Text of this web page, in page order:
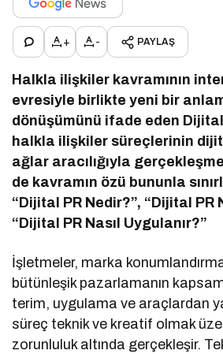
+ - PAYLAŞ
Halkla ilişkiler kavramının
evresiyle birlikte yeni bir
dönüşümünü ifade eden Dijital
halkla ilişkiler süreçlerinin
ağlar aracılığıyla
de kavramın özü bununla
“Dijital PR Nedir?”, “Dijital PR
“Dijital PR Nasıl Uygulanır?”
İşletmeler, marka
bütünleşik pazarlamanın
terim, uygulama ve araçlardan
süreç teknik ve kreatif olmak
zorunluluk altında gerçekleşir.